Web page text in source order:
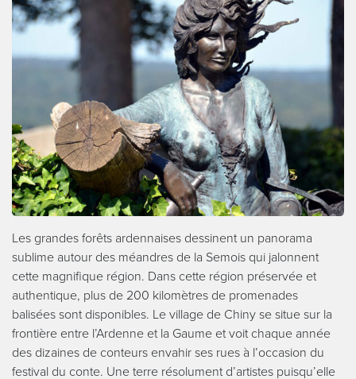
Les grandes forêts ardennaises dessinent un panorama
sublime autour des méandres de la Semois qui jalonnent
cette magnifique région. Dans cette région préservée et
authentique, plus de 200 kilomètres de promenades
balisées sont disponibles. Le village de Chiny se situe sur la
frontière entre l’Ardenne et la Gaume et voit chaque année
des dizaines de conteurs envahir ses rues à l’occasion du
festival du conte. Une terre résolument d’artistes puisqu’elle